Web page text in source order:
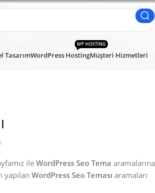
TasarımWordPress Hosting
WP HOSTING
Müşteri Hizmetleri
ile WordPress Seo Tema aramalarına
yapılan WordPress Seo Teması aramaları